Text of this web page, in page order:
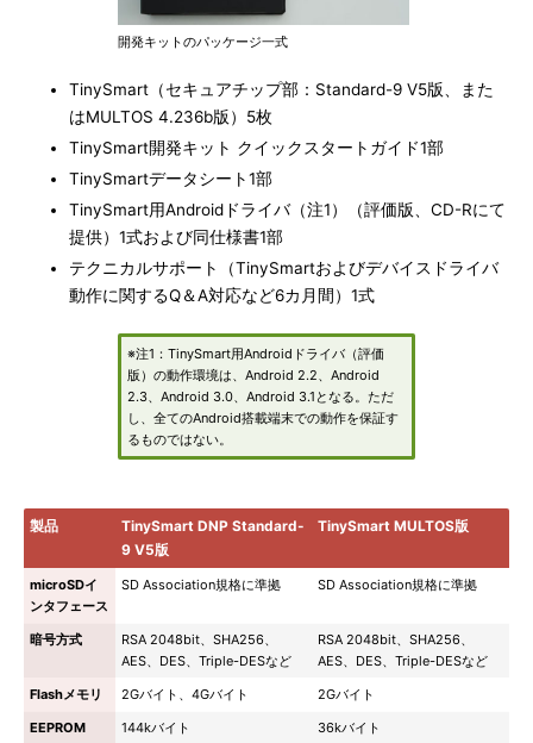
開発キットのパッケージ一式
TinySmart（セキュアチップ部：Standard-9 V5版、また
はMULTOS 4.236b版）5枚
TinySmart開発キット クイックスタートガイド1部
TinySmartデータシート1部
TinySmart用Androidドライバ（注1）（評価版、CD-Rにて
提供）1式および同仕様書1部
テクニカルサポート（TinySmartおよびデバイスドライバ
動作に関するQ＆A対応など6カ月間）1式
※注1：TinySmart用Androidドライバ（評価
版）の動作環境は、Android 2.2、Android
2.3、Android 3.0、Android 3.1となる。ただ
し、全てのAndroid搭載端末での動作を保証す
るものではない。
製品
TinySmart DNP Standard-
9 V5版
TinySmart MULTOS版
microSDイ
ンタフェース
SD Association規格に準拠 SD Association規格に準拠
暗号方式
RSA 2048bit、SHA256、
AES、DES、Triple-DESなど
RSA 2048bit、SHA256、
AES、DES、Triple-DESなど
Flashメモリ
2Gバイト、4Gバイト
2Gバイト
EEPROM
144kバイト 36kバイト